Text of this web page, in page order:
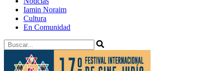
Iamin Noraim
Cultura
En Comunidad